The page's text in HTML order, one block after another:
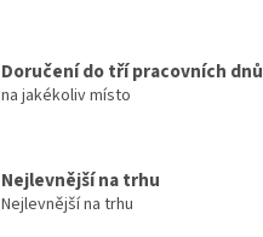
Doručení do tří pracovních dnů
na jakékoliv místo
Nejlevnější na trhu
Nejlevnější na trhu